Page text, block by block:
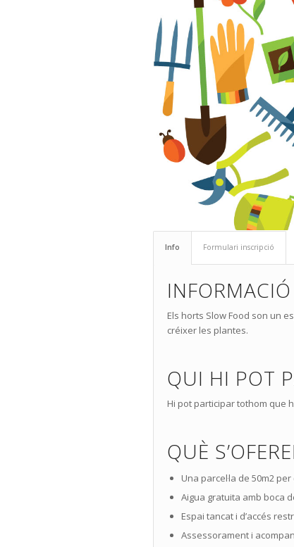
Info Formulari inscripció
INFORMACIÓ
Els horts Slow Food son un
créixer les plantes.
QUI HI POT
Hi pot participar tothom que
QUÈ
Una parcel·la de 50m2
Aigua gratuita amb boca
Espai tancat i d’accés
Assessorament i